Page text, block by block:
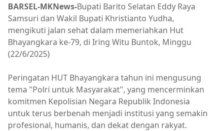
BARSEL-MKNews-Bupati Barito Selatan Eddy Raya
Samsuri dan Wakil Bupati Khristianto Yudha,
mengikuti jalan sehat dalam memeriahkan Hut
Bhayangkara ke-79, di Iring Witu Buntok, Minggu
(22/6/2025)
Peringatan HUT Bhayangkara tahun ini mengusung
tema "Polri untuk Masyarakat", yang mencerminkan
komitmen Kepolisian Negara Republik Indonesia
untuk terus berbenah menjadi institusi yang semakin
profesional, humanis, dan dekat dengan rakyat.